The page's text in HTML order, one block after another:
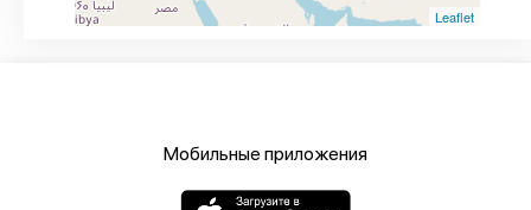
Leaflet
Мобильные приложения